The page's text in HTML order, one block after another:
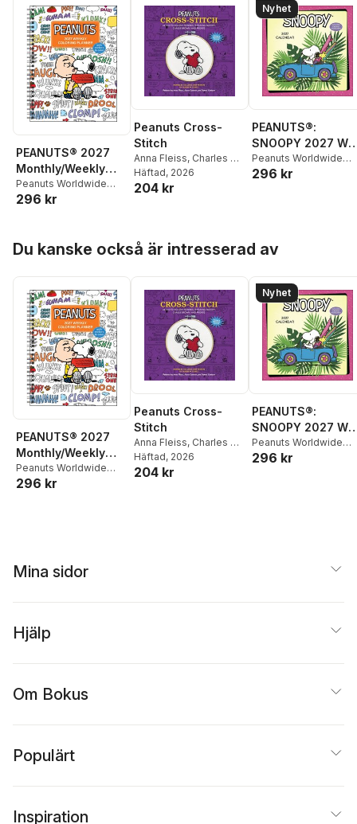
PEANUTS® 2027
Monthly/Weekly
Coloring Calendar
with Stickers to
Peanuts Worldwide
LLC,Charles M. Schulz
296 kr
Peanuts Cross-
Stitch
Anna Fleiss, Charles M
Schulz, Dennis
Caetano
Häftad, 2026
204 kr
Nyhet
PEANUTS®:
SNOOPY 2027
Calendar with
Notecards
Peanuts Worldwide
LLC,Charles M. Schulz
296 kr
Du kanske också är intresserad av
PEANUTS® 2027
Monthly/Weekly
Coloring Calendar
with Stickers to
Peanuts Worldwide
LLC,Charles M. Schulz
296 kr
Peanuts Cross-
Stitch
Anna Fleiss, Charles M
Schulz, Dennis
Caetano
Häftad, 2026
204 kr
Nyhet
PEANUTS®:
SNOOPY 2027
Calendar with
Notecards
Peanuts Worldwide
LLC,Charles M. Schulz
296 kr
Mina sidor
Hjälp
Om Bokus
Populärt
Inspiration